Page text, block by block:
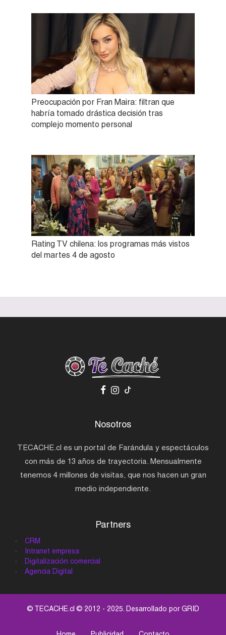
Preocupación por Fran Maira: filtran que
habría tomado drástica decisión tras
complejo momento personal
Rating TV chilena: los programas más vistos
del martes 4 de agosto
Nosotros
TECACHE.cl es un portal de Farándula y espectáculos
con más de 13 años de trayectoria. Mensualmente
tenemos 4 millones de visitas, que nos hacen un gran
medio independiente.
Partners
CRM
Intranet empresa
Digitalización comercial
Agencia Digital
© TECACHE.cl © 2012 - 2025. Desarrollado porGRID